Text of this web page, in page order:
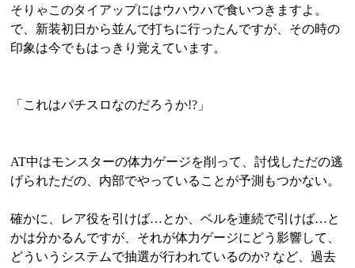
そりゃこのタイアップにはウハウハで食いつきますよ。
で、新装初日から並んで打ちに行ったんですが、その時の
印象は今でもはっきり覚えています。
「これはパチスロなのだろうか!?」
AT中はモンスターの体力ゲージを削って、討伐しただの逃
げられただの、内部でやっていることが予測もつかない。
確かに、レア役を引けば…とか、ベルを連続で引けば…と
かは分かるんですが、それが体力ゲージにどう影響して、
どういうシステムで抽選が行われているのか? など、過去